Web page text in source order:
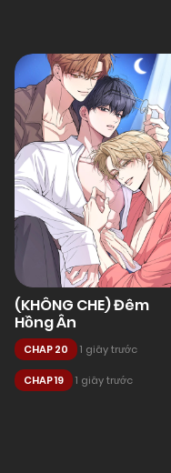
(KHÔNG CHE) Đêm
Hồng Ân
CHAP 20 1 giây trước
CHAP 19 1 giây trước